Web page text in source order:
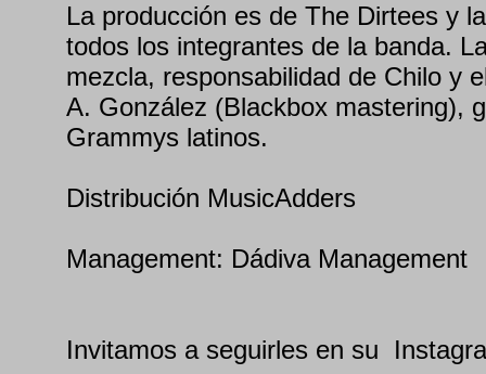
La producción es de The Dirtees y
todos los integrantes de la banda.
mezcla, responsabilidad de Chilo y
A. González (Blackbox mastering),
Grammys latinos.
Distribución MusicAdders
Management: Dádiva Management
Invitamos a seguirles en su